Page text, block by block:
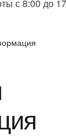
с 8:00 до